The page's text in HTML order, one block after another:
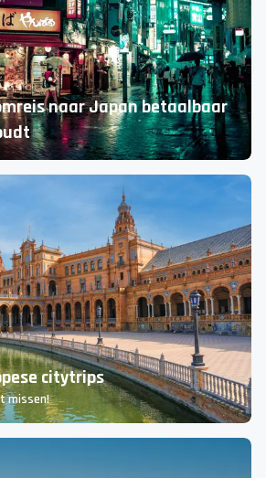
tot Willemstad
naar Japan betaalbaar